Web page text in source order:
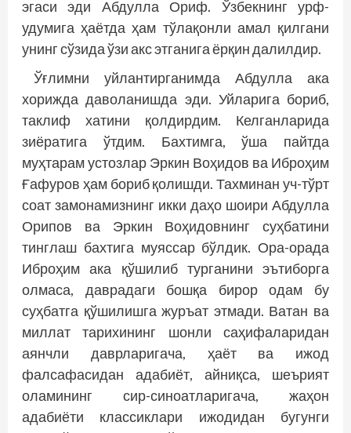
эгаси эди Абдулла Ориф. Ўзбекнинг урф-
удумига ҳаётда ҳам тўлақонли амал қилгани
унинг сўзида ўзи акс этганига ёрқин далилдир.
Ўғлимни уйлантирганимда Абдулла ака
хорижда даволанишда эди. Уйларига бориб,
таклиф хатини қолдирдим. Келганларида
зиёратига ўтдим. Бахтимга, ўша пайтда
муҳтарам устозлар Эркин Воҳидов ва Иброҳим
Ғафуров ҳам бориб қолишди. Тахминан уч-тўрт
соат замонамизнинг икки даҳо шоири Абдулла
Орипов ва Эркин Воҳидовнинг суҳбатини
тинглаш бахтига муяссар бўлдик. Ора-орада
Иброҳим ака қўшилиб турганини эътиборга
олмаса, даврадаги бошқа бирор одам бу
суҳбатга қўшилишга журъат этмади. Ватан ва
миллат тарихининг шонли саҳифаларидан
аянчли даврларигача, ҳаёт ва ижод
фалсафасидан адабиёт, айниқса, шеърият
оламининг сир-синоатларигача, жаҳон
адабиёти классиклари ижодидан бугунги